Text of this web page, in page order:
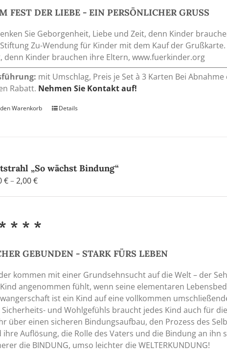
FEST DER LIEBE - EIN PERSÖNLICHER GRUSS
Sie Geborgenheit, Liebe und Zeit, denn Kinder
Zu-Wendung für Kinder mit dem Kauf der
denn Kinder brauchen ihre Eltern, www.fuerkinder.org
mit Umschlag, Preis je Set à 3 Karten Bei
Rabatt. Nehmen Sie Kontakt auf!
Warenkorb Details
„So wächst Bindung“
€–2,00€Preisspanne:
* * *
GEBUNDEN - STARK FÜRS LEBEN
kommen mit einer Grundsehnsucht auf die Welt – der
angenommen fühlt, wenn seine elementaren
ist ein Kind auf eine vollkommen
Sicherheits- und Wohlgefühls braucht jedes Kind auch für
über einen sicheren Bindungsaufbau, den Prozess des
ihre Auflösung, die Rolle des Vaters und die Bindung an ihn
die BINDUNG, umso leichter die WELTERKUNDUNG!